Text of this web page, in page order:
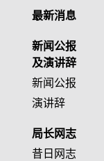
最新消息
新闻公报
及演讲辞
新闻公报
演讲辞
局长网志
昔日网志